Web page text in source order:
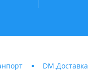
DM.Доставка